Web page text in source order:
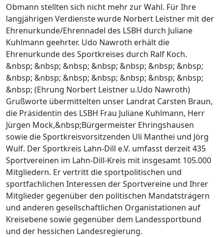
Obmann stellten sich nicht mehr zur Wahl. Für Ihre
langjährigen Verdienste wurde Norbert Leistner mit der
Ehrenurkunde/Ehrennadel des LSBH durch Juliane
Kuhlmann geehrter. Udo Nawroth erhält die
Ehrenurkunde des Sportkreises durch Ralf Koch.
&nbsp; &nbsp; &nbsp; &nbsp; &nbsp; &nbsp; &nbsp;
&nbsp; &nbsp; &nbsp; &nbsp; &nbsp; &nbsp; &nbsp;
&nbsp; (Ehrung Norbert Leistner u.Udo Nawroth)
Grußworte übermittelten unser Landrat Carsten Braun,
die Präsidentin des LSBH Frau Juliane Kuhlmann, Herr
Jürgen Mock,&nbsp;Bürgermeister Ehringshausen
sowie die Sportkreisvorsitzenden Uli Manthei und Jörg
Wulf. Der Sportkreis Lahn-Dill e.V. umfasst derzeit 435
Sportvereinen im Lahn-Dill-Kreis mit insgesamt 105.000
Mitgliedern. Er vertritt die sportpolitischen und
sportfachlichen Interessen der Sportvereine und Ihrer
Mitglieder gegenüber den politischen Mandatsträgern
und anderen gesellschaftlichen Organistationen auf
Kreisebene sowie gegenüber dem Landessportbund
und der hessichen Landesregierung.